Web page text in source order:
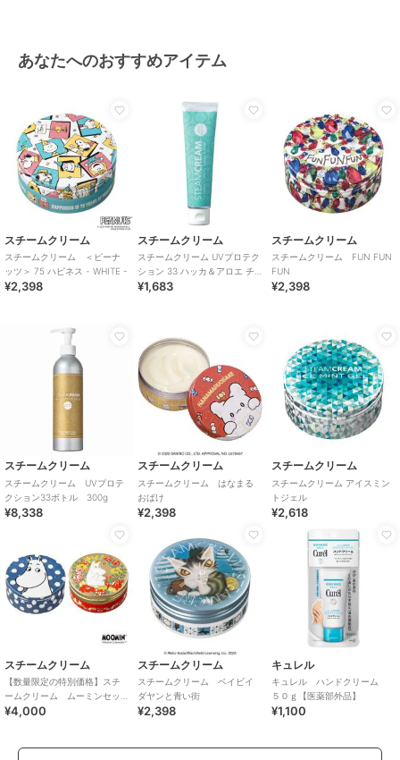
あなたへのおすすめアイテム
スチームクリーム
スチームクリーム ＜ピーナ
ッツ＞ 75 ハピネス - WHITE -
¥2,398
スチームクリーム
スチームクリーム UVプロテク
ション 33 ハッカ＆アロエ チ
ューブ
¥1,683
スチームクリーム
スチームクリーム FUN FUN
FUN
¥2,398
スチームクリーム
スチームクリーム UVプロテ
クション33ボトル 300g
¥8,338
スチームクリーム
スチームクリーム はなまる
おばけ
¥2,398
スチームクリーム
スチームクリーム アイスミン
トジェル
¥2,618
スチームクリーム
【数量限定の特別価格】スチ
ームクリーム ムーミンセッ
ト 2026
¥4,000
スチームクリーム
スチームクリーム ベイビイ
ダヤンと青い街
¥2,398
キュレル
キュレル ハンドクリーム
５０ｇ【医薬部外品】
¥1,100